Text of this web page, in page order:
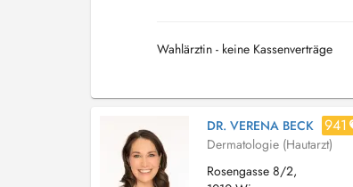
Wahlärztin - keine Kassenverträge
DR. VERENA BECK 941
Dermatologie (Hautarzt)
Rosengasse 8/2,